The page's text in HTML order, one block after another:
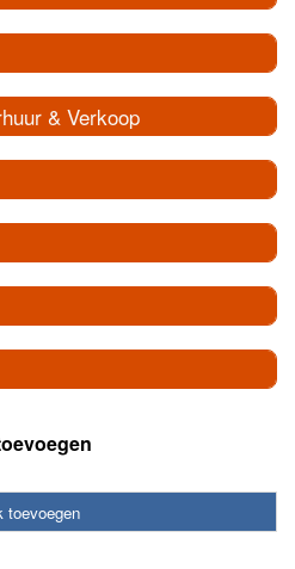
& Verkoop
toevoegen